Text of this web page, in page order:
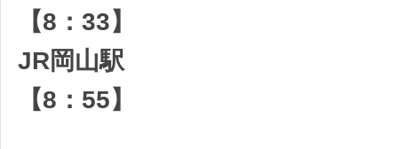
【8：33】
JR岡山駅
【8：55】